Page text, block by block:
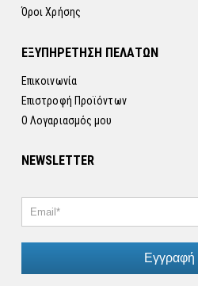
Όροι Χρήσης
ΕΞΥΠΗΡΕΤΗΣΗ ΠΕΛΑΤΩΝ
Επικοινωνία
Επιστροφή Προϊόντων
Ο Λογαριασμός μου
NEWSLETTER
Εγγραφή